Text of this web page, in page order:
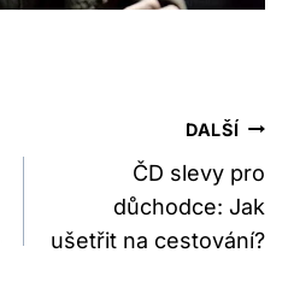
DALŠÍ
ČD slevy pro
důchodce: Jak
ušetřit na cestování?